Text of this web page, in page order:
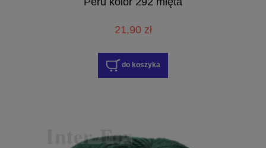
21,90 zł
do koszyka